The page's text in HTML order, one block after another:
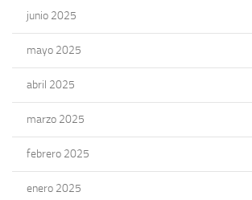
junio 2025
mayo 2025
abril 2025
marzo 2025
febrero 2025
enero 2025